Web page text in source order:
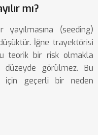
mı?
(seeding)
İğne trayektörisi
teorik bir risk olmakla
görülmez. Bu
için geçerli bir neden